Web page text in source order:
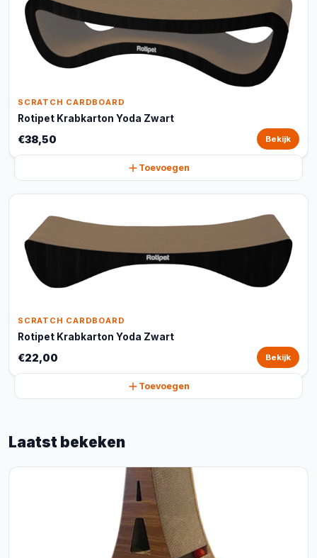
SCRATCH CARDBOARD
Rotipet Krabkarton Yoda Zwart
€38,50 Bekijk
Toevoegen
SCRATCH CARDBOARD
Rotipet Krabkarton Yoda Zwart
€22,00 Bekijk
Toevoegen
Laatst bekeken